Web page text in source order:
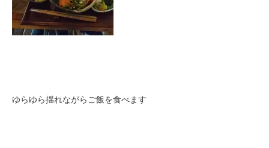
ゆらゆら揺れながらご飯を食べます